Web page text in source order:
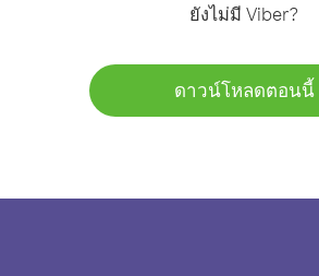
ยังไม่มี Viber?
ดาวน์โหลดตอนนี้